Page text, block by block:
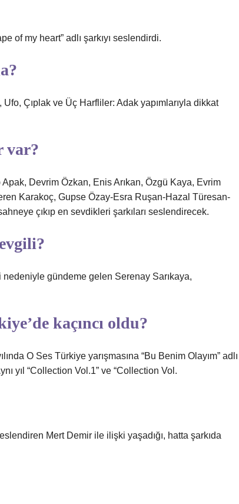
of my heart” adlı şarkıyı seslendirdi.
Çıplak ve Üç Harfliler: Adak yapımlarıyla dikkat
var?
Devrim Özkan, Enis Arıkan, Özgü Kaya, Evrim
Karakoç, Gupse Özay-Esra Ruşan-Hazal Türesan-
çıkıp en sevdikleri şarkıları seslendirecek.
nedeniyle gündeme gelen Serenay Sarıkaya,
kaçıncı oldu?
O Ses Türkiye yarışmasına “Bu Benim Olayım” adlı
yıl “Collection Vol.1” ve “Collection Vol.
Mert Demir ile ilişki yaşadığı, hatta şarkıda